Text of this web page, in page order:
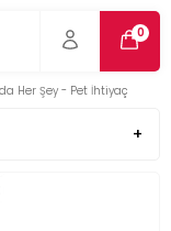
0
Her Şey - Pet İhtiyaç